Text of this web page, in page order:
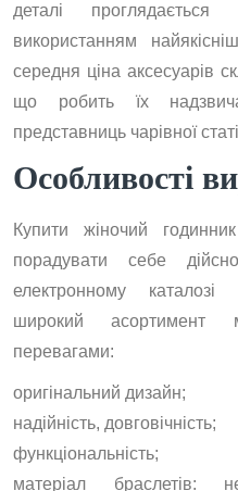
деталі
використанням
середня ціна аксесуарів
що робить їх
представниць чарівної
Особливості
Купити жіночий
порадувати себе
електронному
широкий асортимент
перевагами:
оригінальний дизайн;
надійність, довговічність;
функціональність;
матеріал браслетів: